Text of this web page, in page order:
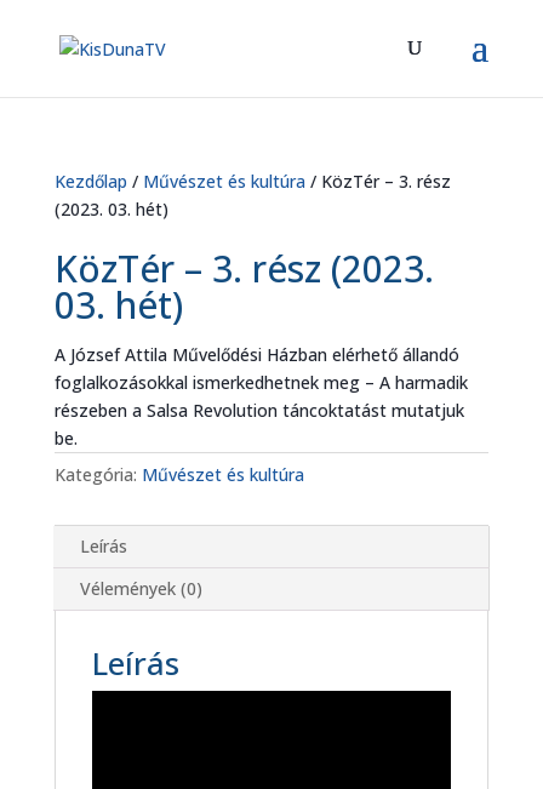
Kezdőlap / Művészet és kultúra/ KözTér – 3. rész
(2023. 03. hét)
KözTér – 3. rész (2023.
03. hét)
A József Attila Művelődési Házban elérhető állandó
foglalkozásokkal ismerkedhetnek meg – A harmadik
részeben a Salsa Revolution táncoktatást mutatjuk
be.
Kategória: Művészet és kultúra
Leírás
Vélemények (0)
Leírás